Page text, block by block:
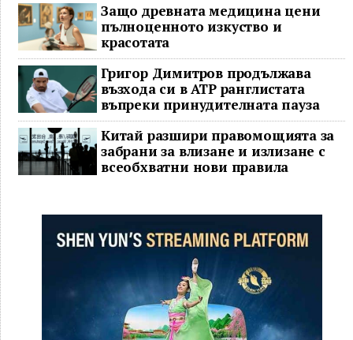
Защо древната медицина цени
пълноценното изкуство и
красотата
Григор Димитров продължава
възхода си в ATP ранглистата
въпреки принудителната пауза
Китай разшири правомощията за
забрани за влизане и излизане с
всеобхватни нови правила